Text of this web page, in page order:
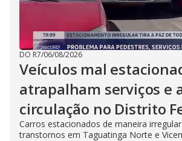
DO R7/06/08/2026
Veículos mal
atrapalham serviços e
circulação no Distrito
Carros estacionados de maneira
transtornos em Taguatinga Norte e